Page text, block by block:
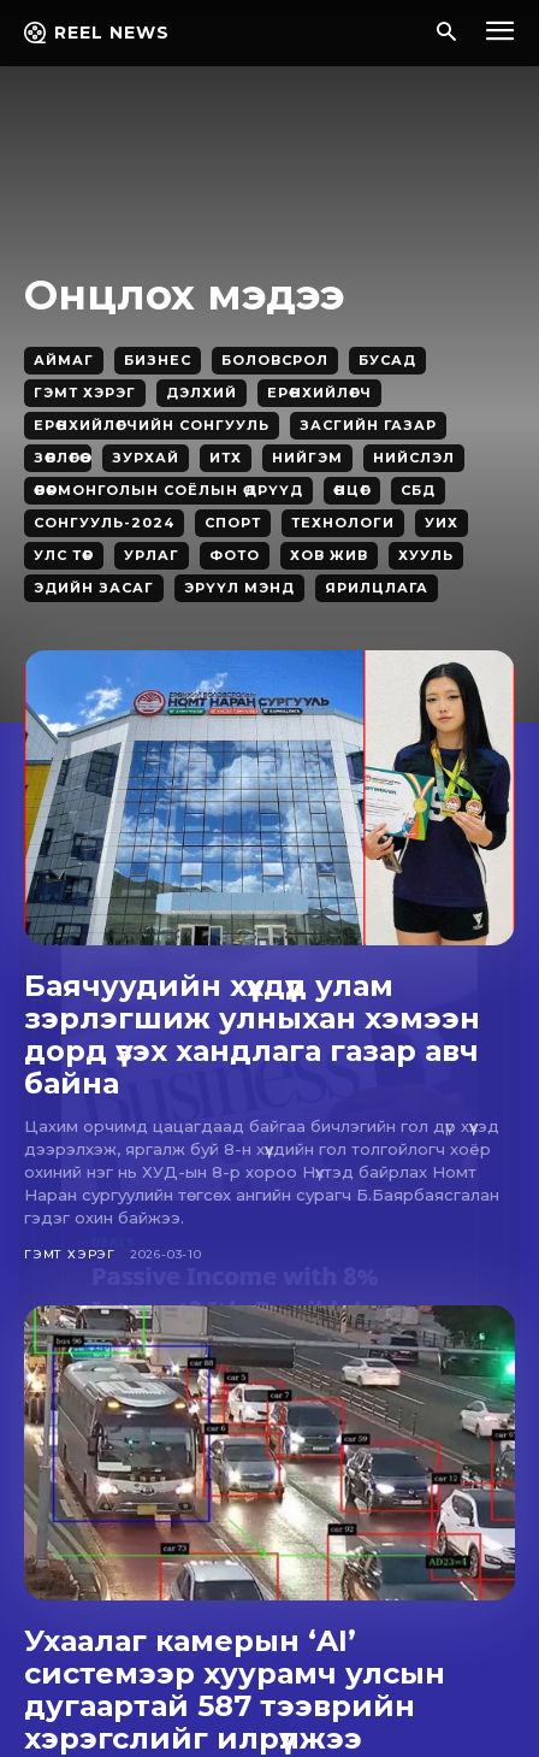
REEL NEWS
Онцлох мэдээ
АЙМАГ БИЗНЕС БОЛОВСРОЛ
БУСАД
ГЭМТ ХЭРЭГ
ДЭЛХИЙ
ЕРӨНХИЙЛӨГЧ
ЕРӨНХИЙЛӨГЧИЙН СОНГУУЛЬ
ЗАСГИЙН ГАЗАР
ЗӨВЛӨГӨӨ
ЗУРХАЙ ИТХ НИЙГЭМ
НИЙСЛЭЛ
ӨВӨРМОНГОЛЫН СОЁЛЫН ӨДРҮҮД
ӨНЦӨГ
СБД
СОНГУУЛЬ-2024
СПОРТ ТЕХНОЛОГИ
УИХ
УЛС ТӨР
УРЛАГ ФОТО ХОВ ЖИВ
ХУУЛЬ
ЭДИЙН ЗАСАГ
ЭРҮҮЛ МЭНД ЯРИЛЦЛАГА
Баячуудийн хүүхдүүд улам
зэрлэгшиж улныхан хэмээн
дорд үзэх хандлага газар авч
байна
Цахим орчимд цацагдаад байгаа бичлэгийн гол дүр хүүхэд
дээрэлхэж, яргалж буй 8-н хүүхдийн гол толгойлогч хоёр
охиний нэг нь ХУД-ын 8-р хороо Нүхтэд байрлах Номт
Наран сургуулийн төгсөх ангийн сурагч Б.Баярбаясгалан
гэдэг охин байжээ.
ГЭМТ ХЭРЭГ 2026-03-10
Ухаалаг камерын ‘AI’
системээр хуурамч улсын
дугаартай 587 тээврийн
хэрэгслийг илрүүлжээ